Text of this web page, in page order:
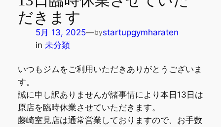
だきます
5月 13, 2025—bystartupgymharaten
in 未分類
いつもジムをご利用いただきありがとうございま
す。
誠に申し訳ありませんが諸事情により本日13日は
原店を臨時休業させていただきます。
藤崎室見店は通常営業しておりますので、お手数